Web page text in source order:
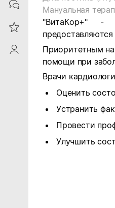
Contacts
Reviews
ProfileSaby
Мануальная
"ВитаКор+" -
Приоритетным
помощи при
Врачи
Оценить
Устранить
Провести
Улучшить